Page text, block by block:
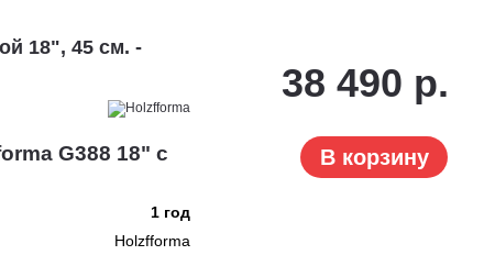
18", 45 см. -
G388 18" с
1 год
Holzfforma
38 490 р.
В корзину